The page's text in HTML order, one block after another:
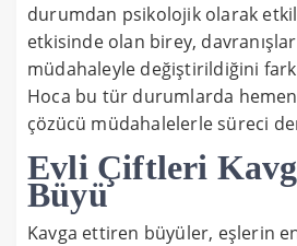
durumdan psikolojik olarak
etkisinde olan birey,
müdahaleyle değiştirildiğini
Hoca bu tür durumlarda
çözücü müdahalelerle süreci
Evli Çiftleri
Büyü
Kavga ettiren büyüler, eşlerin